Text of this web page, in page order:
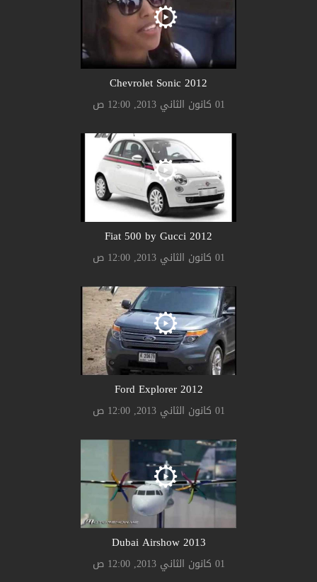
2012 Chevrolet Sonic
01 كانون الثاني 2013, 12:00 ص
2012 Fiat 500 by Gucci
01 كانون الثاني 2013, 12:00 ص
2012 Ford Explorer
01 كانون الثاني 2013, 12:00 ص
2013 Dubai Airshow
01 كانون الثاني 2013, 12:00 ص